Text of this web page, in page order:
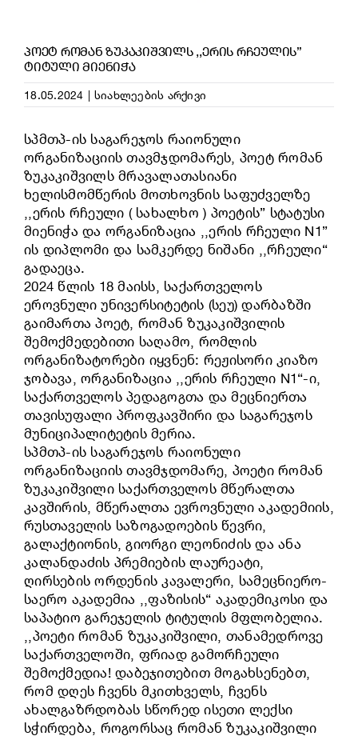
ᲞᲝᲔᲢ ᲠᲝᲛᲐᲜ ᲖᲣᲙᲐᲙᲘᲨᲕᲘᲚᲡ ,,ᲔᲠᲘᲡ ᲠᲩᲔᲣᲚᲘᲡ”
ᲢᲘᲢᲣᲚᲘ ᲛᲘᲔᲜᲘᲭᲐ
18.05.2024 | სიახლეების არქივი
სპმთპ-ის საგარეჯოს რაიონული
ორგანიზაციის თავმჯდომარეს, პოეტ რომან
ზუკაკიშვილს მრავალათასიანი
ხელისმომწერის მოთხოვნის საფუძველზე
,,ერის რჩეული ( სახალხო ) პოეტის” სტატუსი
მიენიჭა და ორგანიზაცია ,,ერის რჩეული N1”
ის დიპლომი და სამკერდე ნიშანი ,,რჩეული“
გადაეცა.
2024 წლის 18 მაისს, საქართველოს
ეროვნული უნივერსიტეტის (სეუ) დარბაზში
გაიმართა პოეტ, რომან ზუკაკიშვილის
შემოქმედებითი საღამო, რომლის
ორგანიზატორები იყვნენ: რეჟისორი კიაზო
ჯობავა, ორგანიზაცია ,,ერის რჩეული N1“-ი,
საქართველოს პედაგოგთა და მეცნიერთა
თავისუფალი პროფკავშირი და საგარეჯოს
მუნიციპალიტეტის მერია.
სპმთპ-ის საგარეჯოს რაიონული
ორგანიზაციის თავმჯდომარე, პოეტი რომან
ზუკაკიშვილი საქართველოს მწერალთა
კავშირის, მწერალთა ევროვნული აკადემიის,
რუსთაველის საზოგადოების წევრი,
გალაქტიონის, გიორგი ლეონიძის და ანა
კალანდაძის პრემიების ლაურეატი,
ღირსების ორდენის კავალერი, სამეცნიერო-
საერო აკადემია ,,ფაზისის“ აკადემიკოსი და
საპატიო გარეჯელის ტიტულის მფლობელია.
,,პოეტი რომან ზუკაკიშვილი, თანამედროვე
საქართველოში, ფრიად გამორჩეული
შემოქმედია! დაბეჯითებით მოგახსენებთ,
რომ დღეს ჩვენს მკითხველს, ჩვენს
ახალგაზრდობას სწორედ ისეთი ლექსი
სჭირდება, როგორსაც რომან ზუკაკიშვილი